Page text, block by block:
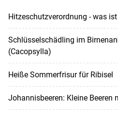
Hitzeschutzverordnung - was ist
Schlüsselschädling im
(Cacopsylla)
Heiße Sommerfrisur für Ribisel
Johannisbeeren: Kleine Beeren